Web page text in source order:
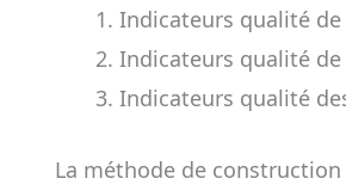
Indicateurs qualité
Indicateurs qualité de
Indicateurs qualité
La méthode de